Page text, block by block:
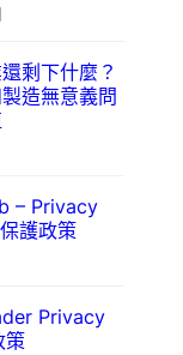
剩下什麼？
造無意義問
– Privacy
護政策
Privacy
策